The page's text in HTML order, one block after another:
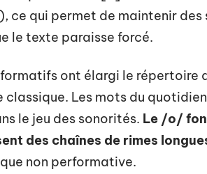
qui permet de maintenir des
le texte paraisse forcé.
ont élargi le répertoire
Les mots du
le jeu des sonorités. Le /o/
des chaînes de rimes
non performative.